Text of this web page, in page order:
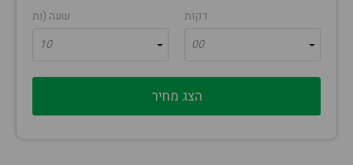
שעה (ות
10
דקות
00
הצג מחיר